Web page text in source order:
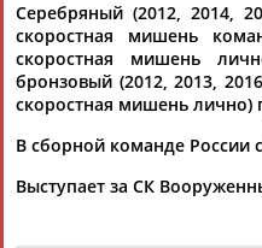
Рамазан
АБДУЛАЕВ
Тагир
АБДУЛАЕВ
АБДУЛДАУДОВ
Серебряный (2012, 2014,
скоростная мишень
скоростная мишень
бронзовый (2012, 2013,
скоростная мишень лично)
В сборной команде России
Выступает за СК